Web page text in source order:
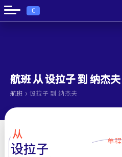
€
航班 从 设拉子 到 纳杰夫
航班 › 设拉子 到 纳杰夫
从
设拉子 单程